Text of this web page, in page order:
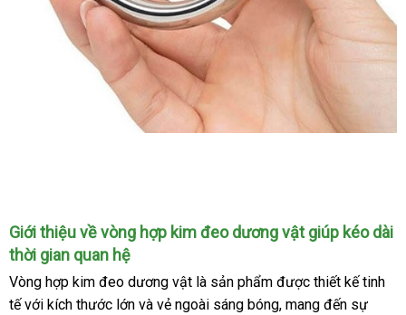
Dương
Vật
Quan
Hệ
Giới thiệu về vòng hợp kim đeo dương vật giúp kéo dài
thời gian quan hệ
Vòng hợp kim đeo dương vật là sản phẩm sử
dụng
được thiết kế tinh
tếnội
với kích thước lớn to
và vẻ ngoài sáng bónglắp
, mang đến sự